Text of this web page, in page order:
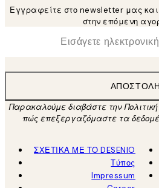
Εγγραφείτε στο newsletter μας και
στην επόμενη
Ηλεκτρονική Διεύθυνση
ΑΠΟΣΤΟΛΉ
Παρακαλούμε διαβάστε την
πώς επεξεργαζόμαστε τα
ΣΧΕΤΙΚΑ ΜΕ ΤΟ DESENIO
Τύπος
Impressum